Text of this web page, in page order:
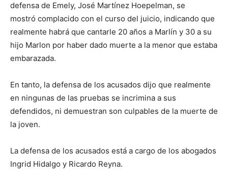
defensa de Emely, José Martínez Hoepelman, se
mostró complacido con el curso del juicio, indicando que
realmente habrá que cantarle 20 años a Marlín y 30 a su
hijo Marlon por haber dado muerte a la menor que estaba
embarazada.
En tanto, la defensa de los acusados dijo que realmente
en ningunas de las pruebas se incrimina a sus
defendidos, ni demuestran son culpables de la muerte de
la joven.
La defensa de los acusados está a cargo de los abogados
Ingrid Hidalgo y Ricardo Reyna.